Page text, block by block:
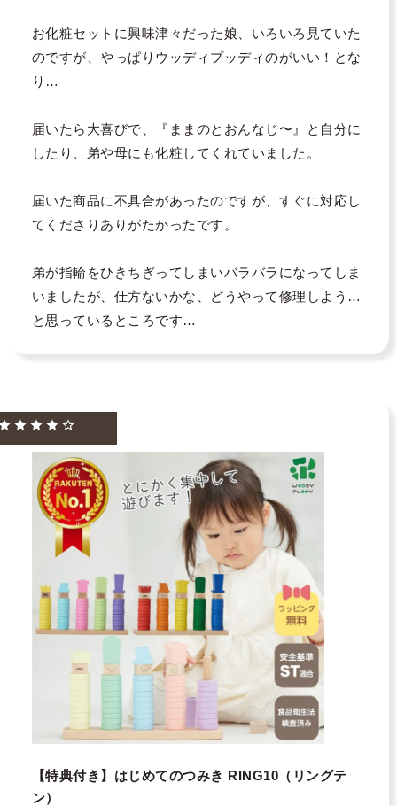
お化粧セットに興味津々だった娘、いろいろ見ていた
のですが、やっぱりウッディプッディのがいい！とな
り…
届いたら大喜びで、『ままのとおんなじ〜』と自分に
したり、弟や母にも化粧してくれていました。
届いた商品に不具合があったのですが、すぐに対応し
てくださりありがたかったです。
弟が指輪をひきちぎってしまいバラバラになってしま
いましたが、仕方ないかな、どうやって修理しよう…
と思っているところです…
【特典付き】はじめてのつみき RING10（リングテ
ン）